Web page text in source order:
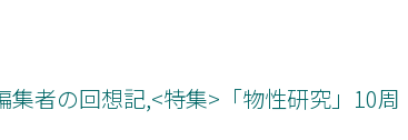
者の回想記,<特集>「物性研究」10周